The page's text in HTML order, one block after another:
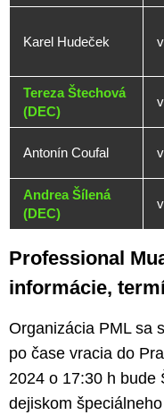
Karel Hudeček
Tereza Štechová
(DEC)
Antonín Coufal
Andrea Šílená
(DEC)
Professional
informácie,
Organizácia PML sa
po čase vracia do
2024 o 17:30 h bude
dejiskom